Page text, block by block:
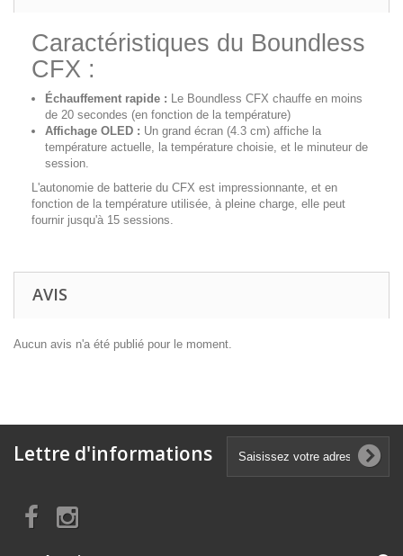
Caractéristiques du Boundless
CFX :
Échauffement rapide : Le Boundless CFX chauffe en moins
de 20 secondes (en fonction de la température)
Affichage OLED : Un grand écran (4.3 cm) affiche la
température actuelle, la température choisie, et le minuteur de
session.
L'autonomie de batterie du CFX est impressionnante, et en
fonction de la température utilisée, à pleine charge, elle peut
fournir jusqu'à 15 sessions.
AVIS
Aucun avis n'a été publié pour le moment.
Lettre d'informations